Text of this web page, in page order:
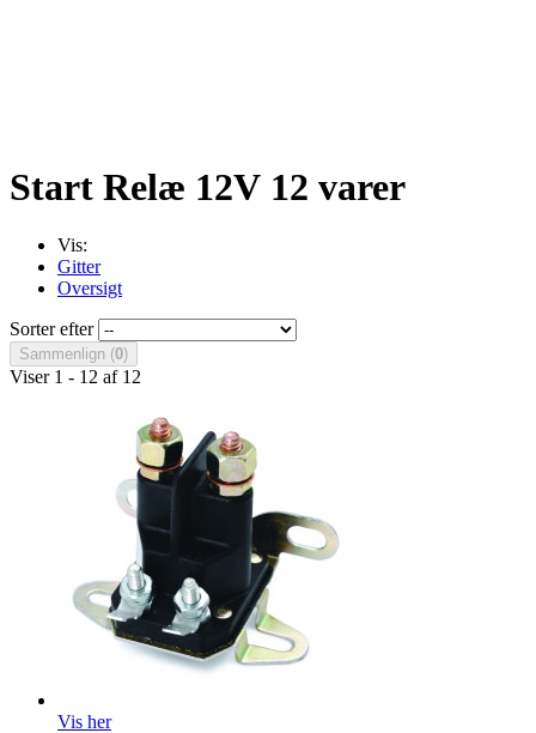
Start Relæ 12V 12 varer
Vis:
Gitter
Oversigt
Sorter efter
Sammenlign (0)
Viser 1 - 12 af 12
Vis her